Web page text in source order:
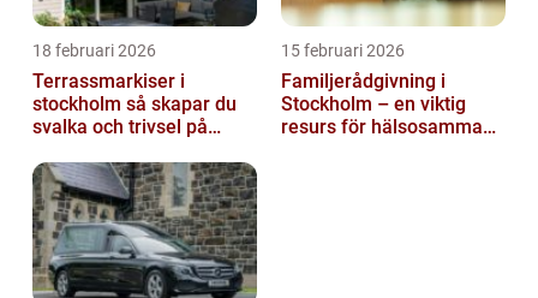
18 februari 2026
Terrassmarkiser i
stockholm så skapar du
svalka och trivsel på
15 februari 2026
Familjerådgivning i
Stockholm – en viktig
resurs för hälsosamma